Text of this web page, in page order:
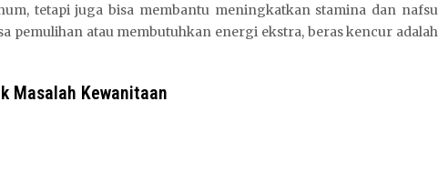
tetapi juga bisa membantu meningkatkan stamina dan nafsu
pemulihan atau membutuhkan energi ekstra, beras kencur adalah
Masalah Kewanitaan